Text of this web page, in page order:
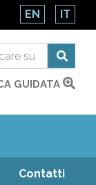
EN IT
GUIDATA
Contatti